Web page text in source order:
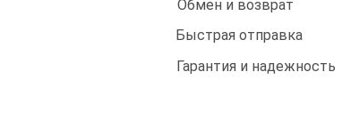
Обмен и возврат
Быстрая отправка
Гарантия и надежность